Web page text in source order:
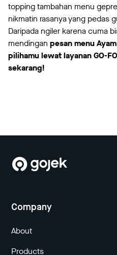
topping tambahan menu
nikmatin rasanya yang pedas
Daripada ngiler karena cuma
mendingan pesan menu
pilihamu lewat layanan GO-
sekarang!
Company
About
Products